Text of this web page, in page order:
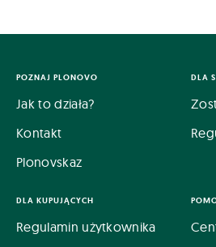
POZNAJ PLONOVO
Jak to działa?
Kontakt
Plonovskaz
DLA
DLA KUPUJĄCYCH
Regulamin użytkownika